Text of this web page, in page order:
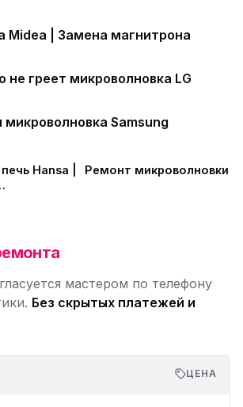
Midea | Замена магнитрона
не греет микроволновка LG
Samsung
Hansa |
Ремонт микроволновки
мастером по телефону
Без скрытых платежей и
ЦЕНА